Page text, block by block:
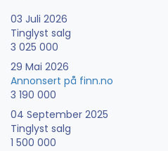
03 Juli 2026
Tinglyst salg
3 025 000
29 Mai 2026
Annonsert på finn.no
3 190 000
04 September 2025
Tinglyst salg
1 500 000